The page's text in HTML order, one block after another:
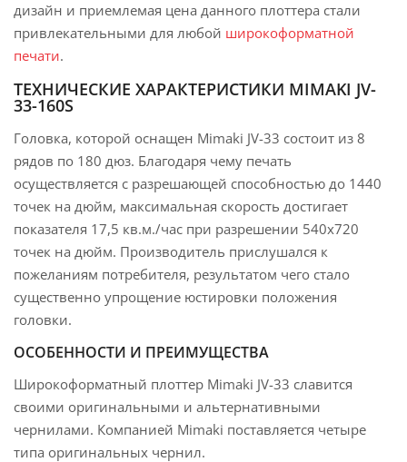
дизайн и приемлемая цена данного плоттера стали
привлекательными для любой широкоформатной
печати.
ТЕХНИЧЕСКИЕ ХАРАКТЕРИСТИКИ MIMAKI JV-
33-160S
Головка, которой оснащен Mimaki JV-33 состоит из 8
рядов по 180 дюз. Благодаря чему печать
осуществляется с разрешающей способностью до 1440
точек на дюйм, максимальная скорость достигает
показателя 17,5 кв.м./час при разрешении 540x720
точек на дюйм. Производитель прислушался к
пожеланиям потребителя, результатом чего стало
существенно упрощение юстировки положения
головки.
ОСОБЕННОСТИ И ПРЕИМУЩЕСТВА
Широкоформатный плоттер Mimaki JV-33 славится
своими оригинальными и альтернативными
чернилами. Компанией Mimaki поставляется четыре
типа оригинальных чернил.